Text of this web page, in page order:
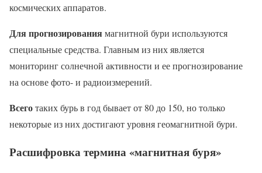
космических аппаратов.
Для прогнозированиямагнитной бури используются
специальные средства. Главным из них является
мониторинг солнечной активности и ее прогнозирование
на основе фото- и радиоизмерений.
Всеготаких бурь в год бывает от 80 до 150, но только
некоторые из них достигают уровня геомагнитной бури.
Расшифровка термина «магнитная буря»